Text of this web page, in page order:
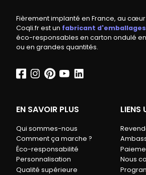
Fièrement implanté en France, au
Coqli.fr est un fabricant
éco-responsables en carton ondulé
ou en grandes quantités.
EN SAVOIR PLUS
Qui sommes-nous
Comment ça marche ?
Éco-responsabilité
Personnalisation
Qualité supérieure
LIENS
Nous